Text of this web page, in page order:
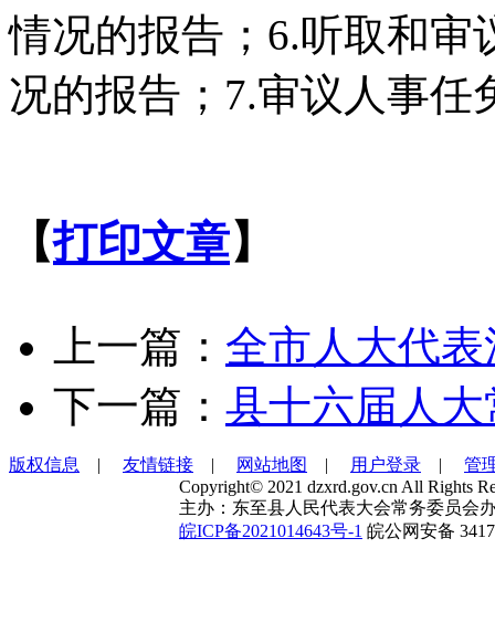
情况的报告；6.听取和审
况的报告；7.审议人事任
【打印文章】
上一篇： 全市人大代
下一篇： 县十六届人
版权信息 | 友情链接 | 网站地图 | 用户登录 | 管
Copyright© 2021 dzxrd.gov.cn All Rights
主办：东至县人民代表大会常务委员会
皖ICP备2021014643号-1 皖公网安备